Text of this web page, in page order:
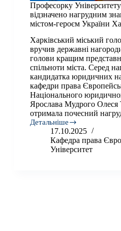
Професорку
відзначено нагрудним
містом-героєм України
Харківський міський
вручив державні
голови кращим
спільноти міста. Серед
кандидатка юридичних
кафедри права
Національного
Ярослава Мудрого Олеся
отримала почесний
Детальніше
Професорку
Університету
Олесю
Трагнюк
17.10.2025
Кафедра права
Університет